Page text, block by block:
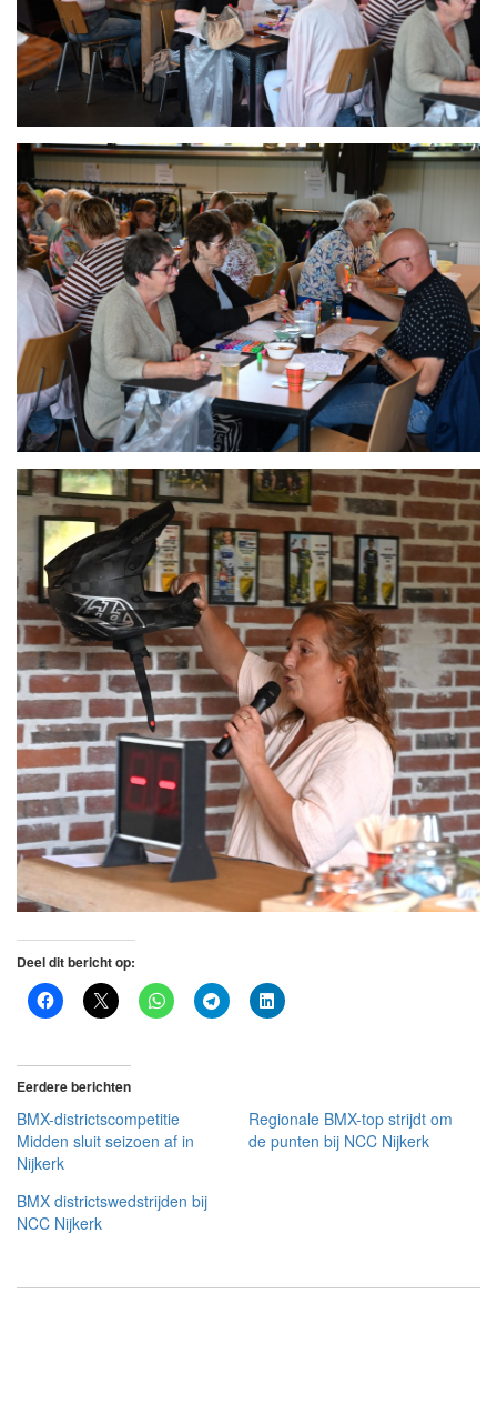
Deel dit bericht op:
Eerdere berichten
BMX-districtscompetitie
Midden sluit seizoen af in
Nijkerk
Regionale BMX-top strijdt om
de punten bij NCC Nijkerk
BMX districtswedstrijden bij
NCC Nijkerk